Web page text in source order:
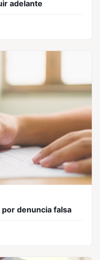
adelante
denuncia falsa